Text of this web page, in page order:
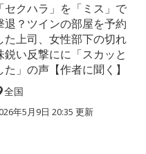
「セクハラ」を「ミス」で
退？ツインの部屋を予約
た上司、女性部下の切れ
鋭い反撃にに「スカッと
た」の声【作者に聞く】
全国
年5月9日 20:35 更新